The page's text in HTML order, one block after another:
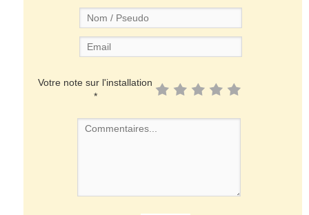
Votre note sur l'installation
*